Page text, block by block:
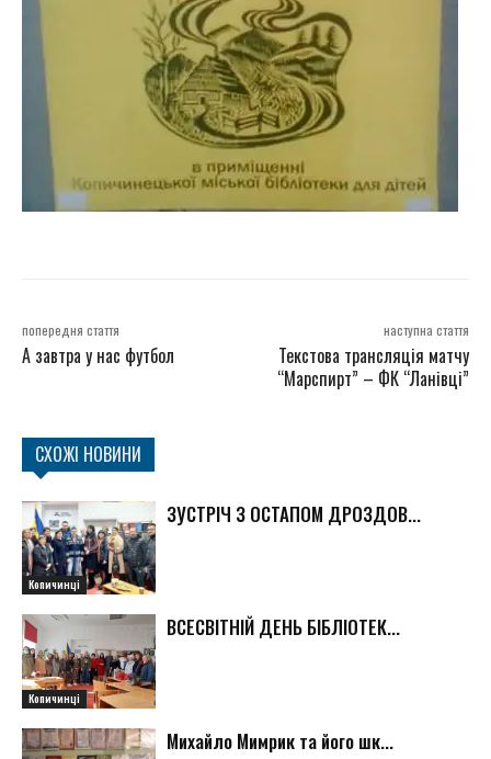
попередня стаття
А завтра у нас футбол
наступна стаття
Текстова трансляція матчу
“Марспирт” – ФК “Ланівці”
СХОЖІ НОВИНИ
Копичинці
ЗУСТРІЧ З ОСТАПОМ ДРОЗДОВ...
Копичинці
ВСЕСВІТНІЙ ДЕНЬ БІБЛІОТЕК...
Михайло Мимрик та його шк...